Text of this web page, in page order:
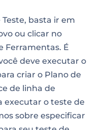
basta ir em
ou clicar no
Ferramentas. É
deve executar o
criar o Plano de
de linha de
executar o teste de
sobre especificar